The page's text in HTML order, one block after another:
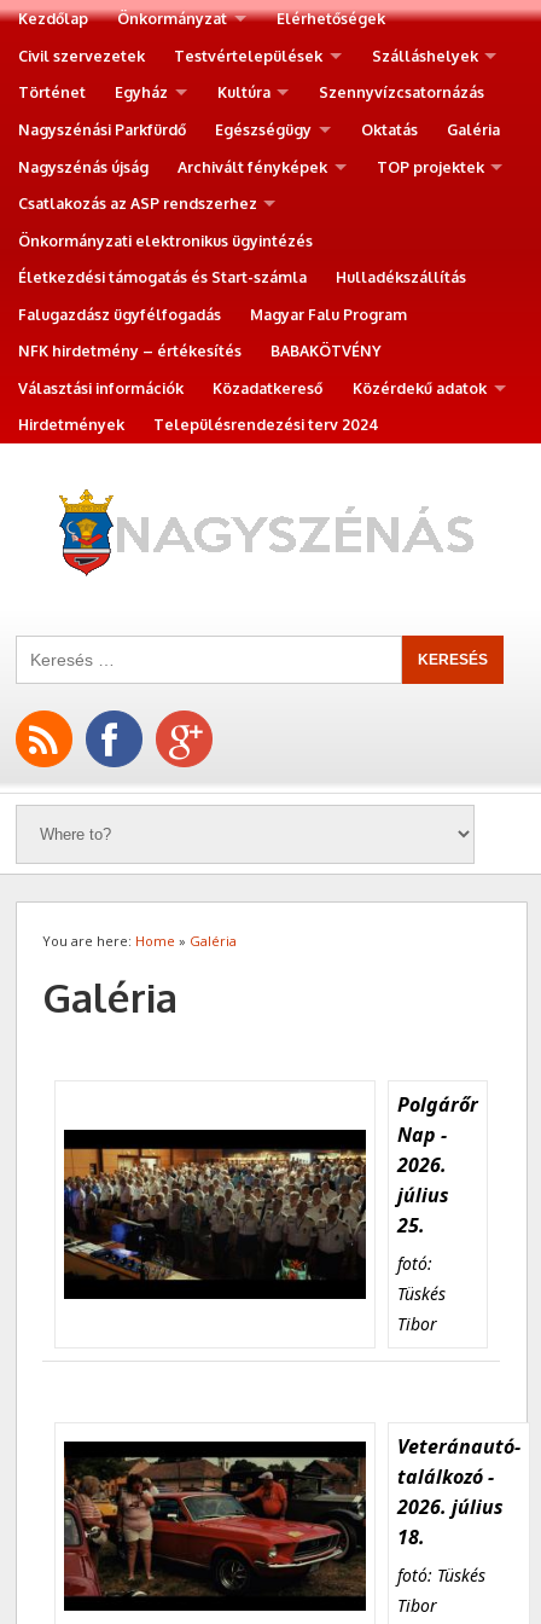
Kezdőlap Önkormányzat
Elérhetőségek
Civil szervezetek
Testvértelepülések
Szálláshelyek
Történet
Egyház Kultúra
Szennyvízcsatornázás
Nagyszénási Parkfürdő
Egészségügy Oktatás
Galéria
Nagyszénás újság
Archivált fényképek
TOP projektek
Csatlakozás az ASP rendszerhez
Önkormányzati elektronikus ügyintézés
Életkezdési támogatás és Start-számla
Hulladékszállítás
Falugazdász ügyfélfogadás
Magyar Falu Program
NFK hirdetmény – értékesítés
BABAKÖTVÉNY
Választási információk
Közadatkereső
Közérdekű adatok
Hirdetmények
Településrendezési terv 2024
You are here: Home » Galéria
Galéria
Polgárőr
Nap -
2026.
július
25.
fotó:
Tüskés
Tibor
Veteránautó-
találkozó -
2026. július
18.
fotó: Tüskés
Tibor